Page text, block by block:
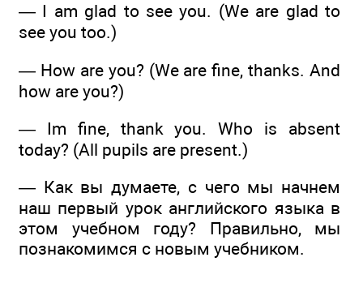
— I am glad to see you. (We are glad to
see you too.)
— How are you? (We are fine, thanks. And
how are you?)
— Im fine, thank you. Who is absent
today? (All pupils are present.)
— Как вы думаете, с чего мы начнем
наш первый урок английского языка в
этом учебном году? Правильно, мы
познакомимся с новым учебником.